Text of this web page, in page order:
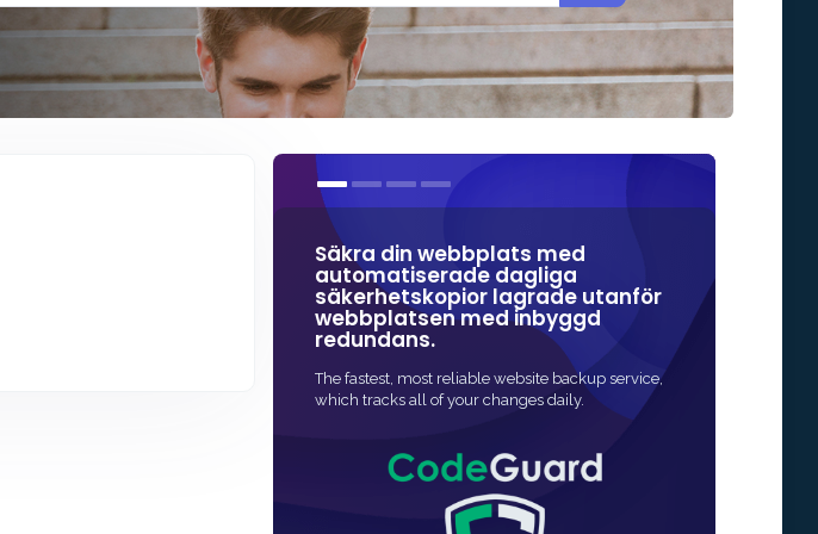
Säkra din webbplats med
automatiserade dagliga
säkerhetskopior lagrade utanför
webbplatsen med inbyggd
redundans.
The fastest, most reliable website backup service,
which tracks all of your changes daily.
några av